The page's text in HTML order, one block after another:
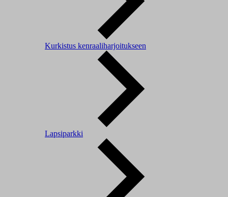
Kurkistus kenraaliharjoitukseen
Lapsiparkki